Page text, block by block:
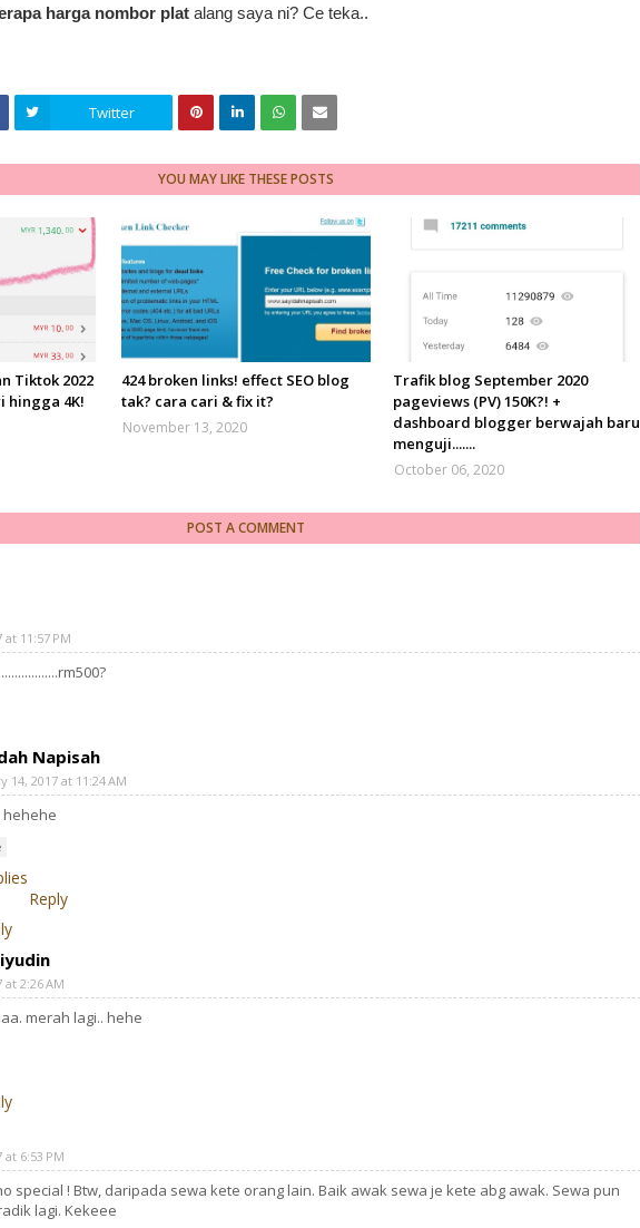
harga nombor plat alang saya ni? Ce teka..
Twitter
YOU MAY LIKE THESE POSTS
Tiktok 2022
hingga 4K!
424 broken links! effect SEO blog
tak? cara cari & fix it?
November 13, 2020
Trafik blog September 2020
pageviews (PV) 150K?! +
dashboard blogger berwajah baru
menguji.......
October 06, 2020
POST A COMMENT
at 11:57 PM
Napisah
14, 2017 at 11:24 AM
hehehe
Reply
at 2:26 AM
merah lagi.. hehe
at 6:53 PM
special ! Btw, daripada sewa kete orang lain. Baik awak sewa je kete abg awak. Sewa pun
lagi. Kekeee